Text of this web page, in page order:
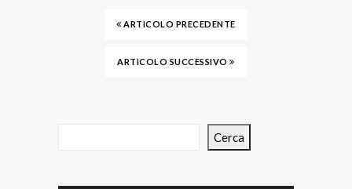
ARTICOLO PRECEDENTE
ARTICOLO SUCCESSIVO
Cerca